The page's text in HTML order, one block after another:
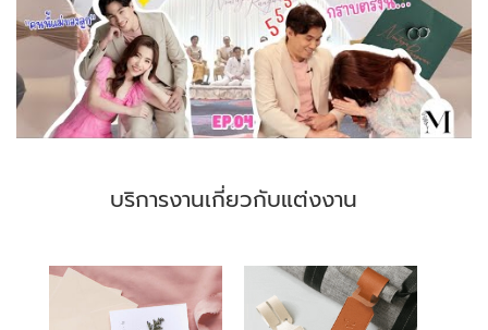
บริการงานเกี่ยวกับแต่งงาน